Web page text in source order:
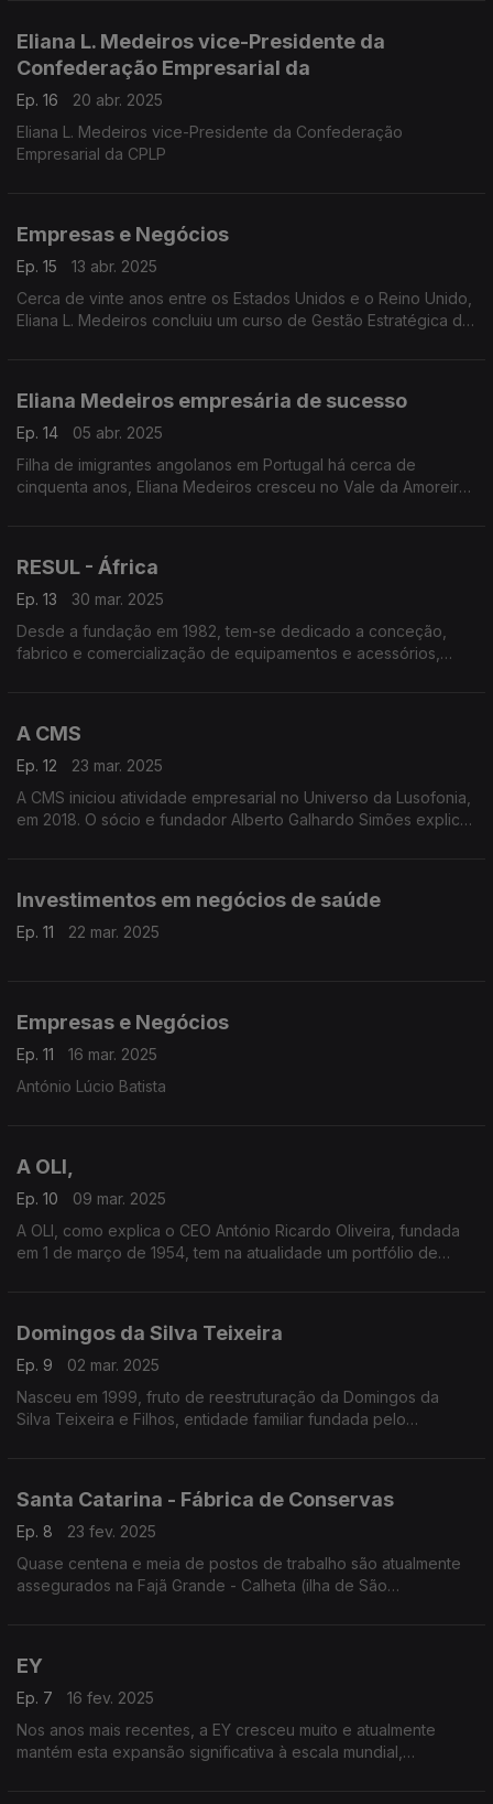
Eliana L. Medeiros vice-Presidente da
Confederação Empresarial da
Ep. 16
20 abr. 2025
Eliana L. Medeiros vice-Presidente da Confederação
Empresarial da CPLP
Empresas e Negócios
Ep. 15
13 abr. 2025
Cerca de vinte anos entre os Estados Unidos e o Reino Unido,
Eliana L. Medeiros concluiu um curso de Gestão Estratégica de
Eliana Medeiros empresária de sucesso
Ep. 14
05 abr. 2025
Filha de imigrantes angolanos em Portugal há cerca de
cinquenta anos, Eliana Medeiros cresceu no Vale da Amoreira
RESUL - África
Ep. 13
30 mar. 2025
Desde a fundação em 1982, tem-se dedicado a conceção,
fabrico e comercialização de equipamentos e acessórios,
A CMS
Ep. 12
23 mar. 2025
A CMS iniciou atividade empresarial no Universo da Lusofonia,
em 2018. O sócio e fundador Alberto Galhardo Simões explica
Investimentos em negócios de saúde
Ep. 11 22 mar. 2025
Empresas e Negócios
Ep. 11
16 mar. 2025
António Lúcio Batista
A OLI,
Ep. 10
09 mar. 2025
A OLI, como explica o CEO António Ricardo Oliveira, fundada
em 1 de março de 1954, tem na atualidade um portfólio de
Domingos da Silva Teixeira
Ep. 9
02 mar. 2025
Nasceu em 1999, fruto de reestruturação da Domingos da
Silva Teixeira e Filhos, entidade familiar fundada pelo
Santa Catarina - Fábrica de Conservas
Ep. 8
23 fev. 2025
Quase centena e meia de postos de trabalho são atualmente
assegurados na Fajã Grande - Calheta (ilha de São
EY
Ep. 7
16 fev. 2025
Nos anos mais recentes, a EY cresceu muito e atualmente
mantém esta expansão significativa à escala mundial,